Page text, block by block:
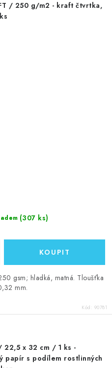
/ 250 g/m2 - kraft čtvrtka,
(307 ks)
gsm; hladká, matná. Tloušťka
mm.
Kód: 90781
22,5 x 32 cm / 1 ks -
papír s podílem rostlinných